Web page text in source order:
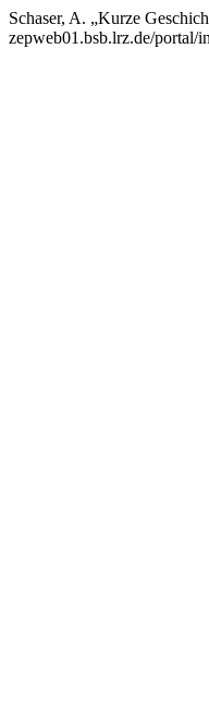
Schaser, A. „Kurze
zepweb01.bsb.lrz.de/portal/